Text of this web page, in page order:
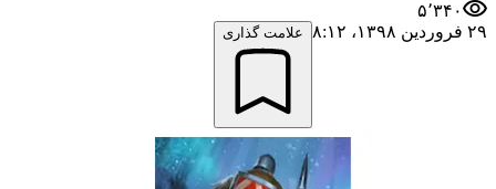
۵٬۳۴۰
۲۹ فروردین ۱۳۹۸،‏ ۸:۱۲
علامت گذاری